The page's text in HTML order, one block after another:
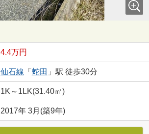
4.4万円
仙石線 「 蛇田 」駅 徒歩30分
1K～1LK(31.40㎡)
2017年 3月(築9年)